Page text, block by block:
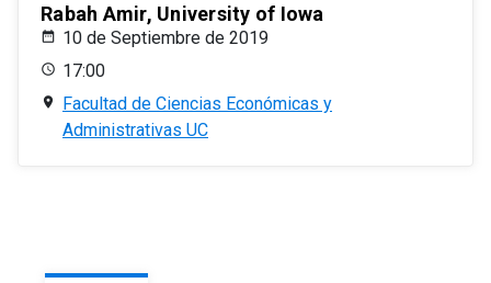
Rabah Amir, University of Iowa
10 de Septiembre de 2019
17:00
Facultad de Ciencias Económicas y
Administrativas UC